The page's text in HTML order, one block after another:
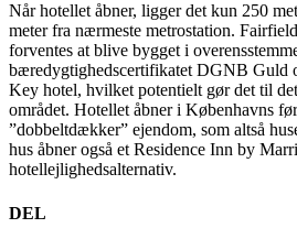
Når hotellet åbner, ligger det kun 250
meter fra nærmeste metrostation.
forventes at blive bygget i
bæredygtighedscertifikatet DGNB Guld
Key hotel, hvilket potentielt gør det til
området. Hotellet åbner i Københavns
”dobbeltdækker” ejendom, som altså
hus åbner også et Residence Inn by
hotellejlighedsalternativ.
DEL